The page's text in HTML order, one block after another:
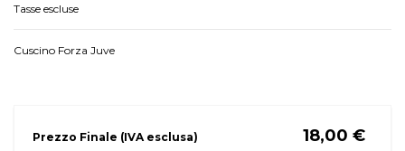
Tasse escluse
Cuscino Forza Juve
Prezzo Finale (IVA esclusa) 18,00 €